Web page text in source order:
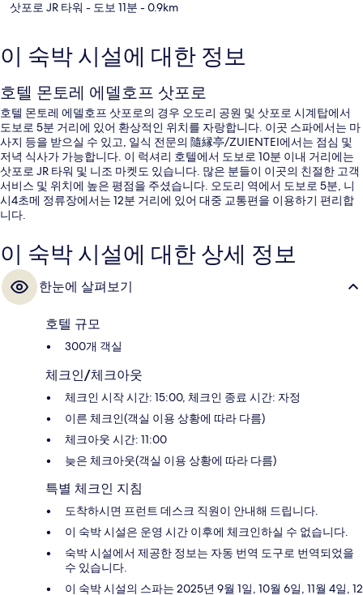
삿포로 JR 타워 - 도보 11분 - 0.9km
이 숙박 시설에 대한 정보
호텔 몬토레 에델호프 삿포로
호텔 몬토레 에델호프 삿포로의 경우 오도리 공원 및 삿포로 시계탑에서
도보로 5분 거리에 있어 환상적인 위치를 자랑합니다. 이곳 스파에서는 마
사지 등을 받으실 수 있고, 일식 전문의 隨縁亭/ZUIENTEI에서는 점심 및
저녁 식사가 가능합니다. 이 럭셔리 호텔에서 도보로 10분 이내 거리에는
삿포로 JR 타워 및 니조 마켓도 있습니다. 많은 분들이 이곳의 친절한 고객
서비스 및 위치에 높은 평점을 주셨습니다. 오도리 역에서 도보로 5분, 니
시4초메 정류장에서는 12분 거리에 있어 대중 교통편을 이용하기 편리합
니다.
이 숙박 시설에 대한 상세 정보
한눈에 살펴보기
호텔 규모
300개 객실
체크인/체크아웃
체크인 시작 시간: 15:00, 체크인 종료 시간: 자정
이른 체크인(객실 이용 상황에 따라 다름)
체크아웃 시간: 11:00
늦은 체크아웃(객실 이용 상황에 따라 다름)
특별 체크인 지침
도착하시면 프런트 데스크 직원이 안내해 드립니다.
이 숙박 시설은 운영 시간 이후에 체크인하실 수 없습니다.
숙박 시설에서 제공한 정보는 자동 번역 도구로 번역되었을
수 있습니다.
이 숙박 시설의 스파는 2025년 9월 1일, 10월 6일, 11월 4일, 12